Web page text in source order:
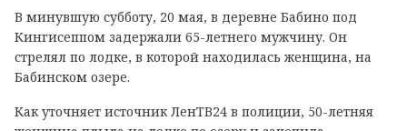
В минувшую субботу, 20 мая, в деревне Бабино под
Кингисеппом задержали 65-летнего мужчину. Он
стрелял по лодке, в которой находилась женщина, на
Бабинском озере.
Как уточняет источник ЛенТВ24 в полиции, 50-летняя